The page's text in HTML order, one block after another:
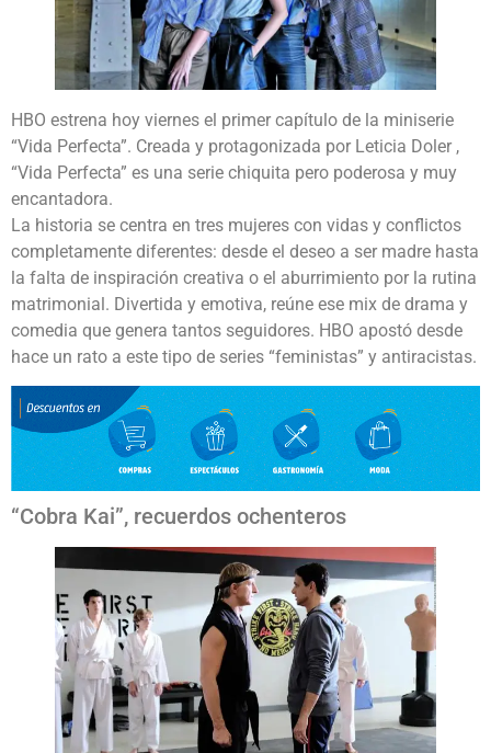
HBO estrena hoy viernes el primer capítulo de la miniserie
“Vida Perfecta”. Creada y protagonizada por Leticia Doler ,
“Vida Perfecta” es una serie chiquita pero poderosa y muy
encantadora.
La historia se centra en tres mujeres con vidas y conflictos
completamente diferentes: desde el deseo a ser madre hasta
la falta de inspiración creativa o el aburrimiento por la rutina
matrimonial. Divertida y emotiva, reúne ese mix de drama y
comedia que genera tantos seguidores. HBO apostó desde
hace un rato a este tipo de series “feministas” y antiracistas.
“Cobra Kai”, recuerdos ochenteros